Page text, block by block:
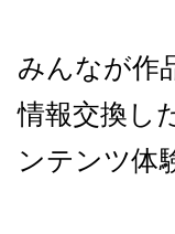
みんなが作
情報交換し
ンテンツ体